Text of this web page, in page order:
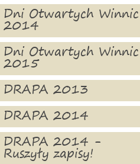
Dni Otwartych Winnic
2014
Dni Otwartych Winnic
2015
DRAPA 2013
DRAPA 2014
DRAPA 2014 -
Ruszyły zapisy!